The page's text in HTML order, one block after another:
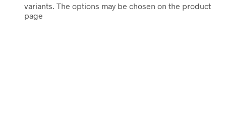
variants. The options may be chosen on the product
page